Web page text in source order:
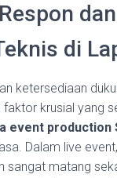
dan
di
ketersediaan
krusial yang
event production
Dalam live
sangat matang